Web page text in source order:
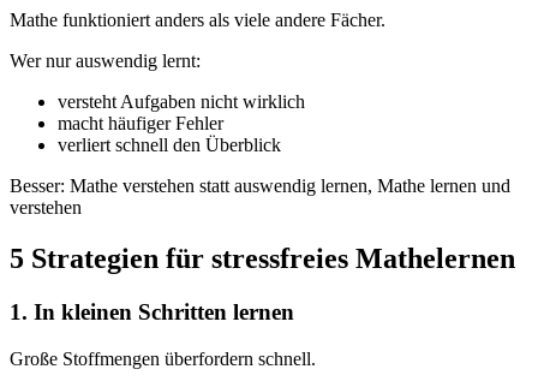
Mathe funktioniert anders als viele andere Fächer.
Wer nur auswendig lernt:
versteht Aufgaben nicht wirklich
macht häufiger Fehler
verliert schnell den Überblick
Besser: Mathe verstehen statt auswendig lernen, Mathe lernen und
verstehen
5 Strategien für stressfreies Mathelernen
1. In kleinen Schritten lernen
Große Stoffmengen überfordern schnell.